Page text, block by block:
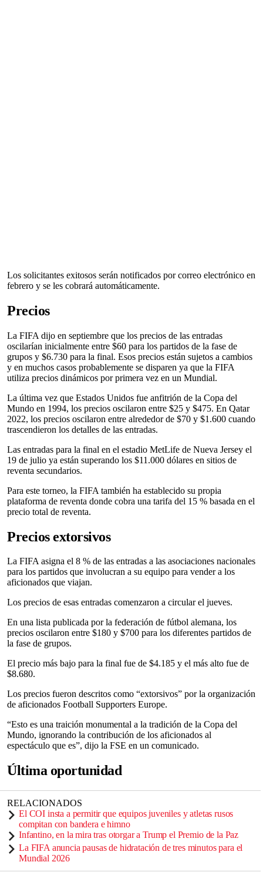
Los solicitantes exitosos serán notificados por correo electrónico en
febrero y se les cobrará automáticamente.
Precios
La FIFA dijo en septiembre que los precios de las entradas
oscilarían inicialmente entre $60 para los partidos de la fase de
grupos y $6.730 para la final. Esos precios están sujetos a cambios
y en muchos casos probablemente se disparen ya que la FIFA
utiliza precios dinámicos por primera vez en un Mundial.
La última vez que Estados Unidos fue anfitrión de la Copa del
Mundo en 1994, los precios oscilaron entre $25 y $475. En Qatar
2022, los precios oscilaron entre alrededor de $70 y $1.600 cuando
trascendieron los detalles de las entradas.
Las entradas para la final en el estadio MetLife de Nueva Jersey el
19 de julio ya están superando los $11.000 dólares en sitios de
reventa secundarios.
Para este torneo, la FIFA también ha establecido su propia
plataforma de reventa donde cobra una tarifa del 15 % basada en el
precio total de reventa.
Precios extorsivos
La FIFA asigna el 8 % de las entradas a las asociaciones nacionales
para los partidos que involucran a su equipo para vender a los
aficionados que viajan.
Los precios de esas entradas comenzaron a circular el jueves.
En una lista publicada por la federación de fútbol alemana, los
precios oscilaron entre $180 y $700 para los diferentes partidos de
la fase de grupos.
El precio más bajo para la final fue de $4.185 y el más alto fue de
$8.680.
Los precios fueron descritos como “extorsivos” por la organización
de aficionados Football Supporters Europe.
“Esto es una traición monumental a la tradición de la Copa del
Mundo, ignorando la contribución de los aficionados al
espectáculo que es”, dijo la FSE en un comunicado.
Última oportunidad
RELACIONADOS
El COI insta a permitir que equipos juveniles y atletas rusos
compitan con bandera e himno
Infantino, en la mira tras otorgar a Trump el Premio de la Paz
La FIFA anuncia pausas de hidratación de tres minutos para el
Mundial 2026